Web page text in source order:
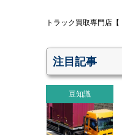
注目記事
豆知識